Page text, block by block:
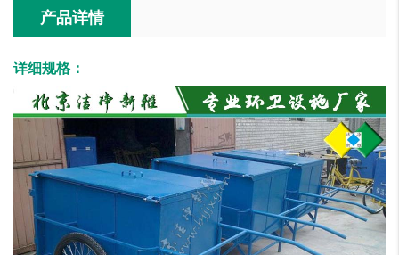
产品详情
详细规格：